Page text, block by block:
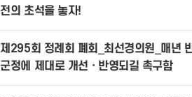
전의 초석을 놓자!
제295회 정례회 폐회_최선경의원_매년
군정에 제대로 개선ㆍ반영되길 촉구함